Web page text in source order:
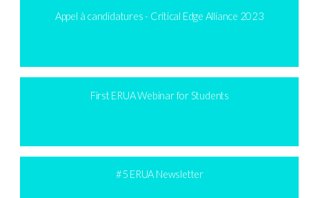
Appel à candidatures - Critical Edge Alliance 2023
First ERUA Webinar for Students
#5 ERUA Newsletter